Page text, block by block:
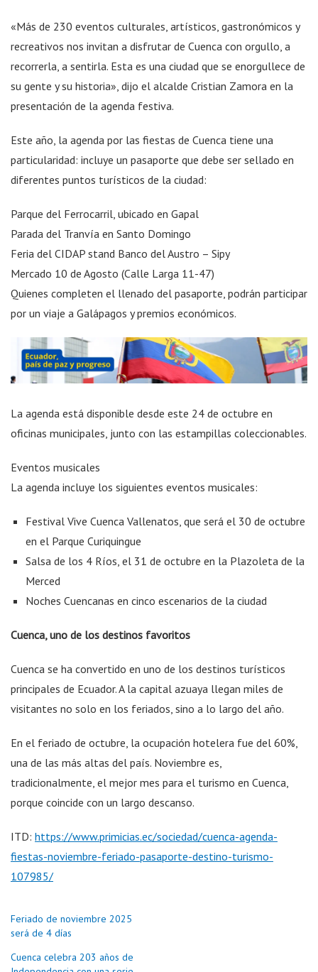
«Más de 230 eventos culturales, artísticos, gastronómicos y
recreativos nos invitan a disfrutar de Cuenca con orgullo, a
recorrerla, a sentirla. Esta es una ciudad que se enorgullece de
su gente y su historia», dijo el alcalde Cristian Zamora en la
presentación de la agenda festiva.
Este año, la agenda por las fiestas de Cuenca tiene una
particularidad: incluye un pasaporte que debe ser sellado en
diferentes puntos turísticos de la ciudad:
Parque del Ferrocarril, ubicado en Gapal
Parada del Tranvía en Santo Domingo
Feria del CIDAP stand Banco del Austro – Sipy
Mercado 10 de Agosto (Calle Larga 11-47)
Quienes completen el llenado del pasaporte, podrán participar
por un viaje a Galápagos y premios económicos.
La agenda está disponible desde este 24 de octubre en
oficinas municipales, junto con las estampillas coleccionables.
Eventos musicales
La agenda incluye los siguientes eventos musicales:
Festival Vive Cuenca Vallenatos, que será el 30 de octubre
en el Parque Curiquingue
Salsa de los 4 Ríos, el 31 de octubre en la Plazoleta de la
Merced
Noches Cuencanas en cinco escenarios de la ciudad
Cuenca, uno de los destinos favoritos
Cuenca se ha convertido en uno de los destinos turísticos
principales de Ecuador. A la capital azuaya llegan miles de
visitantes no solo en los feriados, sino a lo largo del año.
En el feriado de octubre, la ocupación hotelera fue del 60%,
una de las más altas del país. Noviembre es,
tradicionalmente, el mejor mes para el turismo en Cuenca,
porque coincide con un largo descanso.
ITD: https://www.primicias.ec/sociedad/cuenca-agenda-
fiestas-noviembre-feriado-pasaporte-destino-turismo-
107985/
Feriado de noviembre 2025
será de 4 días
Cuenca celebra 203 años de